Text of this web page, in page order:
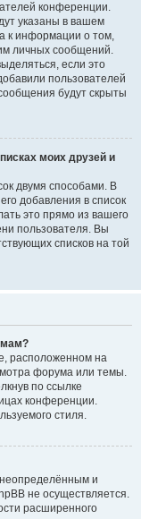
конференции.
указаны в вашем
к информации о том,
личных сообщений.
если это
пользователей
будут скрыты
моих друзей и
двумя способами. В
добавления в список
это прямо из вашего
пользователя. Вы
списков на той
расположенном на
форума или темы.
по ссылке
конференции.
стиля.
и
не осуществляется.
расширенного